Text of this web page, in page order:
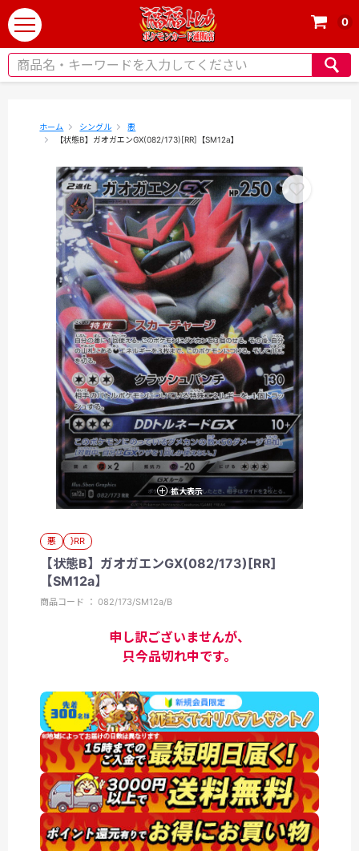
t
o
g
0
ホーム シングル
悪
【状態B】ガオガエンGX(082/173)[RR]【SM12a】
拡大表示
悪 }RR
【状態B】ガオガエンGX(082/173)[RR]
【SM12a】
商品コード ： 082/173/SM12a/B
申し訳ございませんが、
只今品切れ中です。